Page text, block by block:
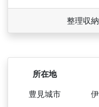
整理収
所在地
豊見城市